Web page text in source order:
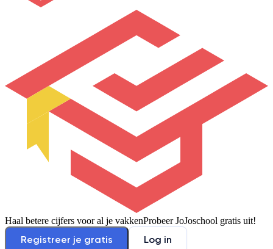
Haal betere cijfers voor al je vakkenProbeer JoJoschool gratis uit!
Registreer je gratis Log in